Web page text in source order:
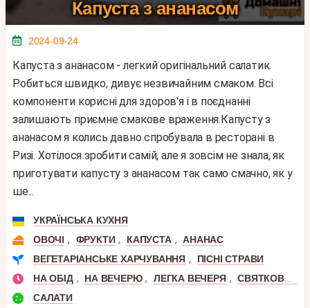
Капуста з ананасом
2024-09-24
Капуста з ананасом - легкий оригінальний салатик.
Робиться швидко, дивує незвичайним смаком. Всі
компоненти корисні для здоров'я і в поєднанні
залишають приємне смакове враження.Капусту з
ананасом я колись давно спробувала в ресторані в
Ризі. Хотілося зробити самій, але я зовсім не знала, як
приготувати капусту з ананасом так само смачно, як у
ше...
УКРАЇНСЬКА КУХНЯ
ОВОЧІ , ФРУКТИ , КАПУСТА , АНАНАС
ВЕГЕТАРІАНСЬКЕ ХАРЧУВАННЯ ,
ПІСНІ СТРАВИ
НА ОБІД , НА ВЕЧЕРЮ , ЛЕГКА ВЕЧЕРЯ , СВЯТКОВИЙ ОБІД
САЛАТИ